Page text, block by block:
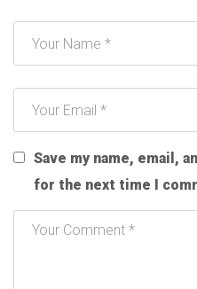
Save my name, email,
for the next time I